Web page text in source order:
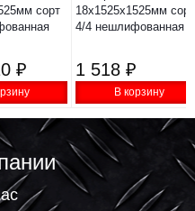
сорт
₽
18х1525х1525мм сорт
4/4 нешлифованная
1 518 ₽
В корзину